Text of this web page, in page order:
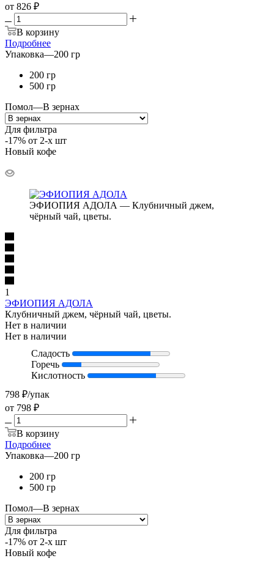
от 826 ₽
В корзину
Подробнее
Упаковка—200 гр
200 гр
500 гр
Помол—В зернах
Для фильтра
-17% от 2-х шт
Новый кофе
ЭФИОПИЯ АДОЛА — Клубничный джем,
чёрный чай, цветы.
1
ЭФИОПИЯ АДОЛА
Клубничный джем, чёрный чай, цветы.
Нет в наличии
Нет в наличии
Сладость
Горечь
Кислотность
798 ₽/упак
от 798 ₽
В корзину
Подробнее
Упаковка—200 гр
200 гр
500 гр
Помол—В зернах
Для фильтра
-17% от 2-х шт
Новый кофе